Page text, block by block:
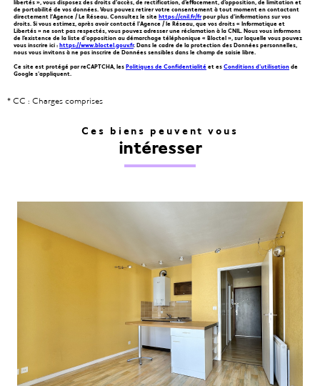
libertés », vous disposez des droits d’accès, de rectification, d’effacement, d’opposition, de limitation et
de portabilité de vos données. Vous pouvez retirer votre consentement à tout moment en contactant
directement l’Agence / Le Réseau. Consultez le site https://cnil.fr/frpour plus d’informations sur vos
droits. Si vous estimez, après avoir contacté l'Agence / le Réseau, que vos droits « Informatique et
Libertés » ne sont pas respectés, vous pouvez adresser une réclamation à la CNIL. Nous vous informons
de l’existence de la liste d'opposition au démarchage téléphonique « Bloctel », sur laquelle vous pouvez
vous inscrire ici : https://www.bloctel.gouv.fr. Dans le cadre de la protection des Données personnelles,
nous vous invitons à ne pas inscrire de Données sensibles dans le champ de saisie libre.
Ce site est protégé par reCAPTCHA, les Politiques de Confidentialité et es Conditions d'utilisation de
Google s'appliquent.
* CC : Charges comprises
Ces biens peuvent vous
intéresser
VOIR LE BIEN